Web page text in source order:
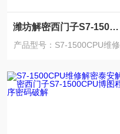
潍坊解密西门子S7-1500CPU上载程序密码破解
产品型号：S7-1500CPU维修